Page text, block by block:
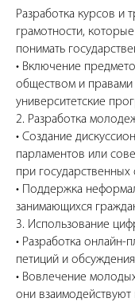
Разработка курсов и
грамотности,
понимать
• Включение
обществом и
университетские
2. Разработка
• Создание
парламентов или
при государственных
• Поддержка
занимающихся
3. Использование
• Разработка онлайн-
петиций и
• Вовлечение
они взаимодействуют